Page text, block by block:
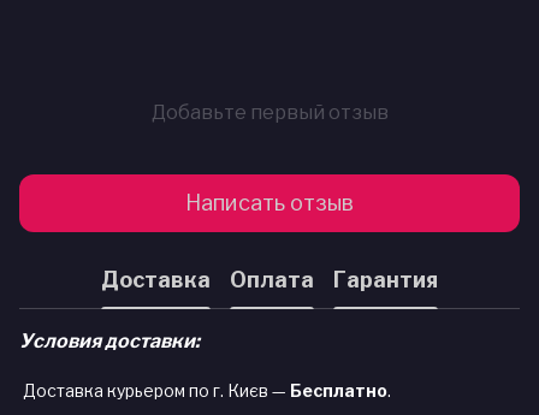
Добавьте первый отзыв
Написать отзыв
Доставка Оплата Гарантия
Условия доставки:
Доставка курьером по г. Києв — Бесплатно.